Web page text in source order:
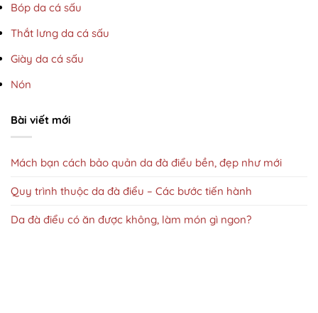
Bóp da cá sấu
Thắt lưng da cá sấu
Giày da cá sấu
Nón
Bài viết mới
Mách bạn cách bảo quản da đà điểu bền, đẹp như mới
Quy trình thuộc da đà điểu – Các bước tiến hành
Da đà điểu có ăn được không, làm món gì ngon?